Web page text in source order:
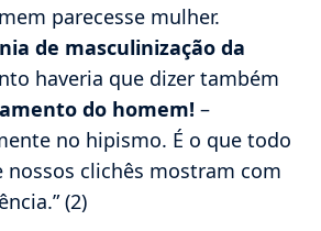
parecesse mulher.
de masculinização da
haveria que dizer também
do homem!–
no hipismo. É o que todo
nossos clichês mostram com
(2)